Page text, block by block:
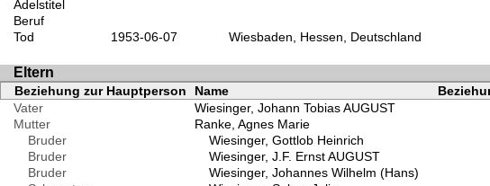
Adelstitel
Beruf
Tod
1953-06-07 Wiesbaden, Hessen, Deutschland
Eltern
Beziehung zur Hauptperson Name
Vater
Wiesinger, Johann Tobias AUGUST
Mutter
Ranke, Agnes Marie
Bruder
Wiesinger, Gottlob Heinrich
Bruder
Wiesinger, J.F. Ernst AUGUST
Bruder
Wiesinger, Johannes Wilhelm (Hans)